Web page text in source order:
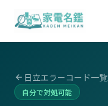
日立エラーコード一覧
自分で対処可能